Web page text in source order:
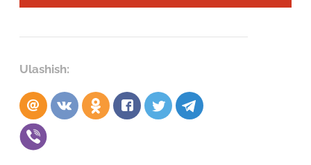
Ulashish:
LOYIHANI YUBORISH
Robot emasligingizni tasdiqlang